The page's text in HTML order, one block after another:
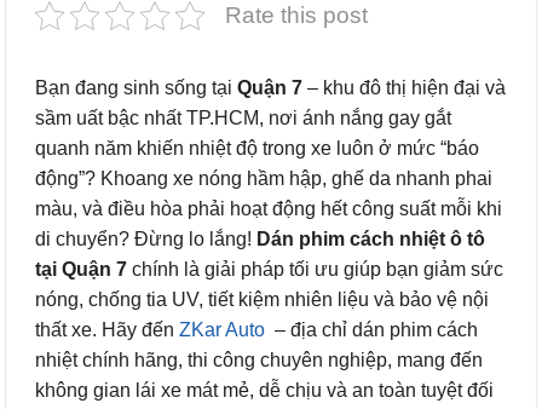
Rate this post
Bạn đang sinh sống tại Quận 7 – khu đô thị hiện đại và
sầm uất bậc nhất TP.HCM, nơi ánh nắng gay gắt
quanh năm khiến nhiệt độ trong xe luôn ở mức “báo
động”? Khoang xe nóng hầm hập, ghế da nhanh phai
màu, và điều hòa phải hoạt động hết công suất mỗi khi
di chuyển? Đừng lo lắng! Dán phim cách nhiệt ô tô
tại Quận 7 chính là giải pháp tối ưu giúp bạn giảm sức
nóng, chống tia UV, tiết kiệm nhiên liệu và bảo vệ nội
thất xe. Hãy đến ZKar Auto – địa chỉ dán phim cách
nhiệt chính hãng, thi công chuyên nghiệp, mang đến
không gian lái xe mát mẻ, dễ chịu và an toàn tuyệt đối